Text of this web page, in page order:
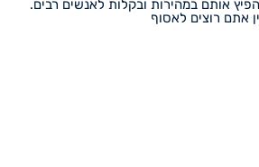
אותם במהירות ובקלות לאנשים רבים.
אתם רוצים לאסוף